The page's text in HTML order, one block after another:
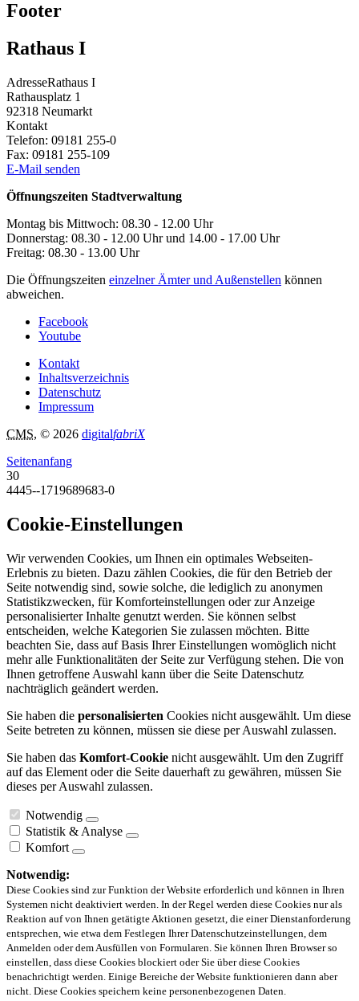
Footer
Rathaus I
AdresseRathaus I
Rathausplatz 1
92318 Neumarkt
Kontakt
Telefon: 09181 255-0
Fax: 09181 255-109
E-Mail senden
Öffnungszeiten Stadtverwaltung
Montag bis Mittwoch: 08.30 - 12.00 Uhr
Donnerstag: 08.30 - 12.00 Uhr und 14.00 - 17.00 Uhr
Freitag: 08.30 - 13.00 Uhr
Die Öffnungszeiten einzelner Ämter und Außenstellen können
abweichen.
Facebook
Youtube
Kontakt
Inhaltsverzeichnis
Datenschutz
Impressum
CMS, © 2026 digitalfabriX
Seitenanfang
30
4445--1719689683-0
Cookie-Einstellungen
Wir verwenden Cookies, um Ihnen ein optimales Webseiten-
Erlebnis zu bieten. Dazu zählen Cookies, die für den Betrieb der
Seite notwendig sind, sowie solche, die lediglich zu anonymen
Statistikzwecken, für Komforteinstellungen oder zur Anzeige
personalisierter Inhalte genutzt werden. Sie können selbst
entscheiden, welche Kategorien Sie zulassen möchten. Bitte
beachten Sie, dass auf Basis Ihrer Einstellungen womöglich nicht
mehr alle Funktionalitäten der Seite zur Verfügung stehen. Die von
Ihnen getroffene Auswahl kann über die Seite Datenschutz
nachträglich geändert werden.
Sie haben die personalisierten Cookies nicht ausgewählt. Um diese
Seite betreten zu können, müssen sie diese per Auswahl zulassen.
Sie haben das Komfort-Cookie nicht ausgewählt. Um den Zugriff
auf das Element oder die Seite dauerhaft zu gewähren, müssen Sie
dieses per Auswahl zulassen.
Notwendig
Statistik & Analyse
Komfort
Notwendig:
Diese Cookies sind zur Funktion der Website erforderlich und können in Ihren
Systemen nicht deaktiviert werden. In der Regel werden diese Cookies nur als
Reaktion auf von Ihnen getätigte Aktionen gesetzt, die einer Dienstanforderung
entsprechen, wie etwa dem Festlegen Ihrer Datenschutzeinstellungen, dem
Anmelden oder dem Ausfüllen von Formularen. Sie können Ihren Browser so
einstellen, dass diese Cookies blockiert oder Sie über diese Cookies
benachrichtigt werden. Einige Bereiche der Website funktionieren dann aber
nicht. Diese Cookies speichern keine personenbezogenen Daten.